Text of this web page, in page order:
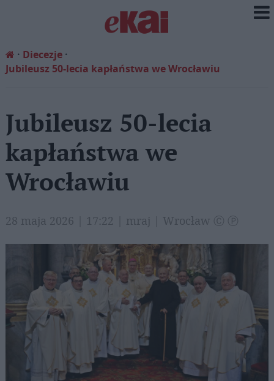
Diecezje
Jubileusz 50-lecia kapłaństwa we Wrocławiu
Jubileusz 50-lecia
kapłaństwa we
Wrocławiu
28 maja 2026 | 17:22 | mraj | Wrocław Ⓒ Ⓟ